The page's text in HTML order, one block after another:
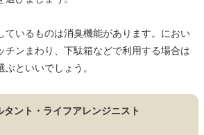
ているものは消臭機能があります。におい
チンまわり、下駄箱などで利用する場合は
といいでしょう。
タント・ライフアレンジニスト